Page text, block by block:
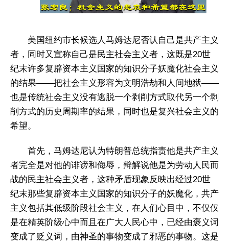
美国纽约市长候选人马姆达尼否认自己是共产主义
者，同时又宣称自己是民主社会主义者，这既是20世
纪末许多复辟资本主义国家的知识分子妖魔化社会主义
的结果——把社会主义形容为文明浩劫和人间地狱——
也是传统社会主义没有逃脱一个剥削方式取代另一个剥
削方式的历史周期率的结果，同时也是复兴社会主义的
希望。
首先，马姆达尼认为特朗普总统指责他是共产主义
者完全是对他的诽谤和侮辱，辩解说他是为劳动人民而
战的民主社会主义者，这种矛盾现象反映出经过20世
纪末那些复辟资本主义国家的知识分子的妖魔化，共产
主义包括其低级阶段社会主义，在人们心目中，不仅仅
是在精英阶级心中而且在广大人民心中，已经由褒义词
变成了贬义词，由神圣的事物变成了邪恶的事物。这是